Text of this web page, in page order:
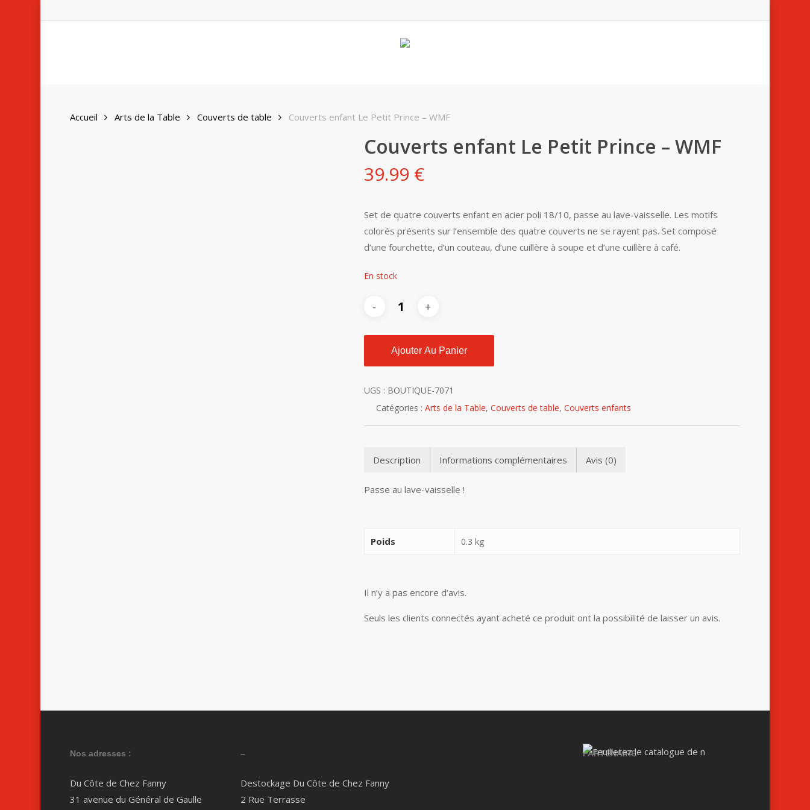
Accueil Arts de la Table Couverts de table Couverts enfant Le Petit Prince – WMF
Couverts enfant Le Petit Prince – WMF
39.99 €
Set de quatre couverts enfant en acier poli 18/10, passe au lave-vaisselle. Les motifs
colorés présents sur l’ensemble des quatre couverts ne se rayent pas. Set composé
d’une fourchette, d’un couteau, d’une cuillère à soupe et d’une cuillère à café.
En stock
Ajouter Au Panier
UGS : BOUTIQUE-7071
Catégories : Arts de la Table, Couverts de table, Couverts enfants
Description Informations complémentaires Avis (0)
Passe au lave-vaisselle !
Poids 0.3 kg
Il n’y a pas encore d’avis.
Seuls les clients connectés ayant acheté ce produit ont la possibilité de laisser un avis.
Nos adresses :
Du Côte de Chez Fanny
31 avenue du Général de Gaulle
–
Destockage Du Côte de Chez Fanny
2 Rue Terrasse
PARTENAIRE